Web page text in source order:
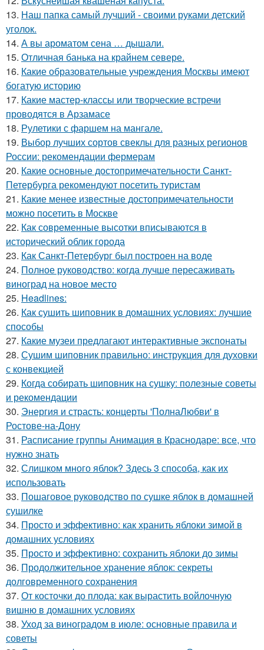
13. Наш папка самый лучший - своими руками детский
уголок.
14. А вы ароматом сена … дышали.
15. Отличная банька на крайнем севере.
16. Какие образовательные учреждения Москвы имеют
богатую историю
17. Какие мастер-классы или творческие встречи
проводятся в Арзамасе
18. Рулетики с фаршем на мангале.
19. Выбор лучших сортов свеклы для разных регионов
России: рекомендации фермерам
20. Какие основные достопримечательности Санкт-
Петербурга рекомендуют посетить туристам
21. Какие менее известные достопримечательности
можно посетить в Москве
22. Как современные высотки вписываются в
исторический облик города
23. Как Санкт-Петербург был построен на воде
24. Полное руководство: когда лучше пересаживать
виноград на новое место
25. Headlines:
26. Как сушить шиповник в домашних условиях: лучшие
способы
27. Какие музеи предлагают интерактивные экспонаты
28. Сушим шиповник правильно: инструкция для духовки
с конвекцией
29. Когда собирать шиповник на сушку: полезные советы
и рекомендации
30. Энергия и страсть: концерты 'ПолнаЛюбви' в
Ростове-на-Дону
31. Расписание группы Анимация в Краснодаре: все, что
нужно знать
32. Слишком много яблок? Здесь 3 способа, как их
использовать
33. Пошаговое руководство по сушке яблок в домашней
сушилке
34. Просто и эффективно: как хранить яблоки зимой в
домашних условиях
35. Просто и эффективно: сохранить яблоки до зимы
36. Продолжительное хранение яблок: секреты
долговременного сохранения
37. От косточки до плода: как вырастить войлочную
вишню в домашних условиях
38. Уход за виноградом в июле: основные правила и
советы